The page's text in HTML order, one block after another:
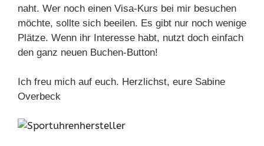
naht. Wer noch einen Visa-Kurs bei mir besuchen
möchte, sollte sich beeilen. Es gibt nur noch wenige
Plätze. Wenn ihr Interesse habt, nutzt doch einfach
den ganz neuen Buchen-Button!
Ich freu mich auf euch. Herzlichst, eure Sabine
Overbeck